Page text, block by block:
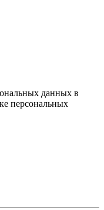
данных в
персональных